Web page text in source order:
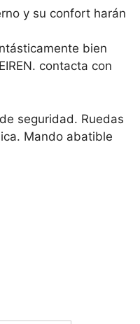
y su confort harán
bien
contacta con
seguridad. Ruedas
Mando abatible